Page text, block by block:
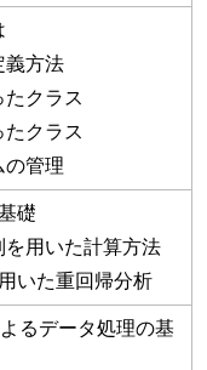
義方法
たクラス
たクラス
の管理
礎
を用いた計算方法
いた重回帰分析
るデータ処理の基